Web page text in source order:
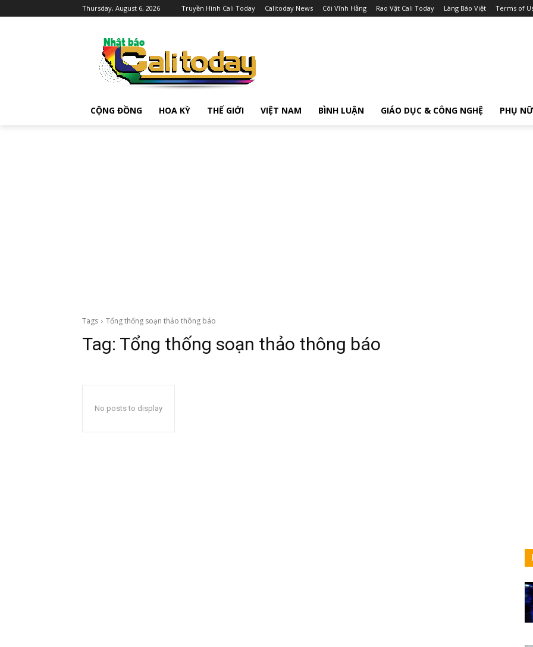
Thursday, August 6, 2026 Truyền Hình Cali Today Calitoday News Cõi Vĩnh Hằng Rao Vặt Cali Today Làng Báo Việt Terms of
CỘNG ĐỒNG HOA KỲ THẾ GIỚI VIỆT NAM BÌNH LUẬN GIÁO DỤC & CÔNG NGHỆ PHỤ NỮ
Tags Tổng thống soạn thảo thông báo
Tag: Tổng thống soạn thảo thông báo
No posts to display